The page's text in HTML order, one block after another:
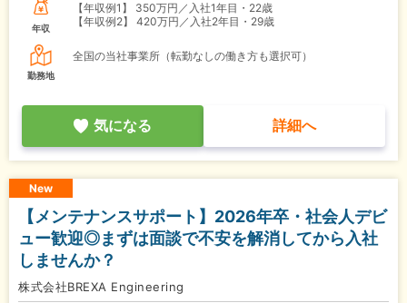
年収
【年収例1】
350万円／入社1年目・22歳
【年収例2】
420万円／入社2年目・29歳
勤務地
全国の当社事業所（転勤なしの働き方も選択可）
気になる 詳細へ
New
【メンテナンスサポート】2026年卒・社会人デビ
ュー歓迎◎まずは面談で不安を解消してから入社
しませんか？
株式会社BREXA Engineering